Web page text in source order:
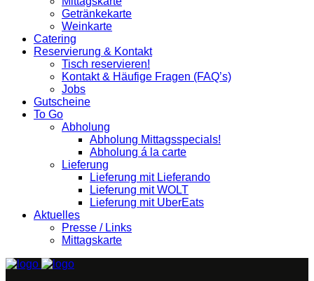
Getränkekarte
Weinkarte
Catering
Reservierung & Kontakt
Tisch reservieren!
Kontakt & Häufige Fragen (FAQ’s)
Jobs
Gutscheine
To Go
Abholung
Abholung Mittagsspecials!
Abholung á la carte
Lieferung
Lieferung mit Lieferando
Lieferung mit WOLT
Lieferung mit UberEats
Aktuelles
Presse / Links
Mittagskarte